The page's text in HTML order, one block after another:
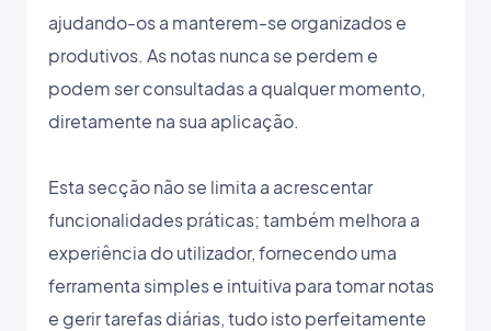
ajudando-os a manterem-se organizados e
produtivos. As notas nunca se perdem e
podem ser consultadas a qualquer momento,
diretamente na sua aplicação.
Esta secção não se limita a acrescentar
funcionalidades práticas; também melhora a
experiência do utilizador, fornecendo uma
ferramenta simples e intuitiva para tomar notas
e gerir tarefas diárias, tudo isto perfeitamente